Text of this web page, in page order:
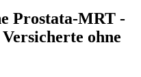
Prostata-MRT -
ohne